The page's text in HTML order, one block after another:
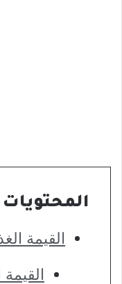
المحتويات
القيمة
القيمة